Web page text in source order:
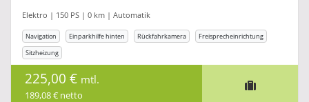
Elektro | 150 PS | 0 km | Automatik
Navigation Einparkhilfe hinten Rückfahrkamera
Freisprecheinrichtung
Sitzheizung
225,00 € mtl.
189,08 € netto